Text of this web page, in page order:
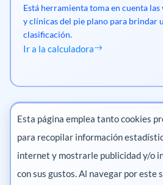
Está herramienta toma en cuenta
y clínicas del pie plano para brindar
clasificación.
Ir a la calculadora
Esta página emplea tanto cookies
para recopilar información
internet y mostrarle publicidad y/o
con sus gustos. Al navegar por este